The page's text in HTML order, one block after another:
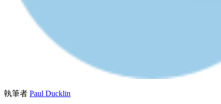
執筆者 Paul Ducklin